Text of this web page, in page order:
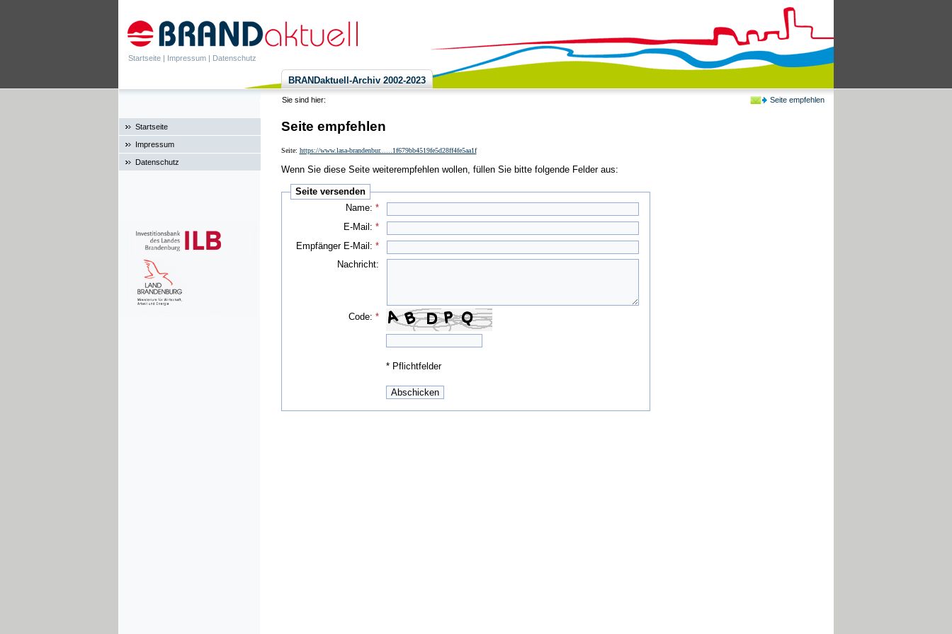
Startseite | Impressum | Datenschutz
Seite empfehlen
BRANDaktuell-Archiv 2002-2023
Sie sind hier:
Startseite
Impressum
Datenschutz
Seite empfehlen
Seite: https://www.lasa-brandenbur......1f679bb4519fe5d28ff4fe5aa1f
Wenn Sie diese Seite weiterempfehlen wollen, füllen Sie bitte folgende Felder aus:
Seite versenden
Name:*
E-Mail:*
Empfänger E-Mail:*
Nachricht:
Code:*
* Pflichtfelder